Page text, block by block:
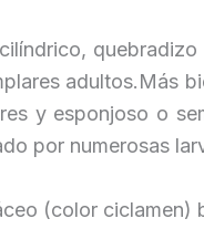
quebradizo
adultos.Más
y esponjoso o
por numerosas
(color ciclamen)